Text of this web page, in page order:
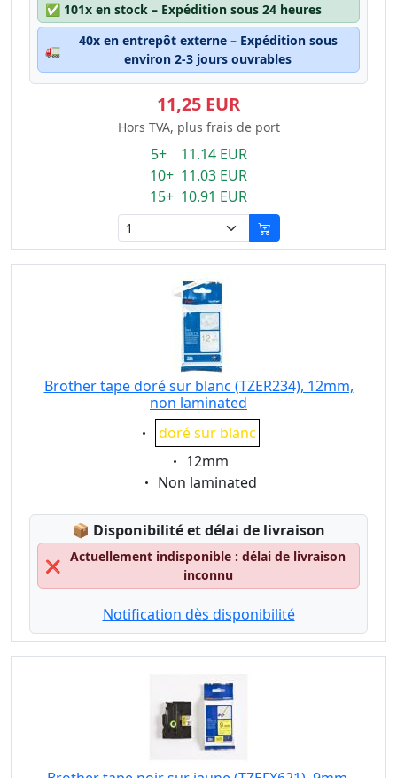
✅ 101x en stock – Expédition sous 24 heures
🚛
40x en entrepôt externe – Expédition sous
environ 2-3 jours ouvrables
11,25 EUR
Hors TVA, plus frais de port
5+ 11.14 EUR
10+ 11.03 EUR
15+ 10.91 EUR
Brother tape doré sur blanc (TZER234), 12mm,
non laminated
Eigenschaft:
doré sur blanc
Eigenschaft:
12mm
Eigenschaft:
Non laminated
📦 Lagerstatus:
Disponibilité et délai de livraison
❌
Actuellement indisponible : délai de livraison
inconnu
Notification dès disponibilité